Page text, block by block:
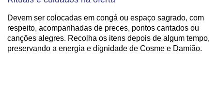
Devem ser colocadas em congá ou espaço sagrado, com
respeito, acompanhadas de preces, pontos cantados ou
canções alegres. Recolha os itens depois de algum tempo,
preservando a energia e dignidade de Cosme e Damião.